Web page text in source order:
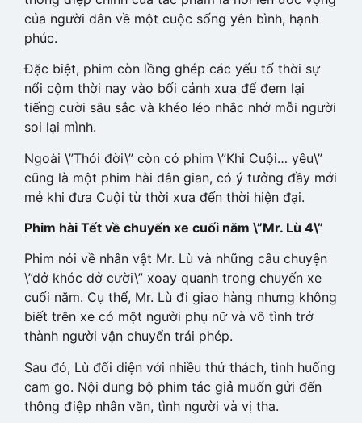
của người dân về một cuộc sống yên bình, hạnh
phúc.
Đặc biệt, phim còn lồng ghép các yếu tố thời sự
nổi cộm thời nay vào bối cảnh xưa để đem lại
tiếng cười sâu sắc và khéo léo nhắc nhở mỗi người
soi lại mình.
Ngoài \”Thói đời\” còn có phim \”Khi Cuội… yêu\”
cũng là một phim hài dân gian, có ý tưởng đầy mới
mẻ khi đưa Cuội từ thời xưa đến thời hiện đại.
Phim hài Tết về chuyến xe cuối năm \”Mr. Lù 4\”
Phim nói về nhân vật Mr. Lù và những câu chuyện
\”dở khóc dở cười\” xoay quanh trong chuyến xe
cuối năm. Cụ thể, Mr. Lù đi giao hàng nhưng không
biết trên xe có một người phụ nữ và vô tình trở
thành người vận chuyển trái phép.
Sau đó, Lù đối diện với nhiều thử thách, tình huống
cam go. Nội dung bộ phim tác giả muốn gửi đến
thông điệp nhân văn, tình người và vị tha.